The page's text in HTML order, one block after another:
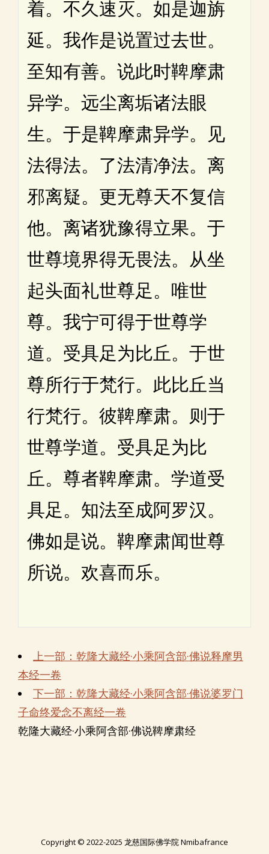
着。不久速灭。如是迦旃
延。我作是说置过去世。
至知有善。说此时鞞摩肃
异学。远尘离垢诸法眼
生。于是鞞摩肃异学。见
法得法。了法清净法。离
邪离疑。更无尊天不复信
他。离诸犹豫得立果。于
世尊境界得无畏法。从坐
起头面礼世尊足。唯世
尊。我宁可得于世尊学
道。受具足为比丘。于世
尊所行于梵行。此比丘当
行梵行。彼鞞摩肃。则于
世尊学道。受具足为比
丘。尊者鞞摩肃。学道受
具足。知法至成阿罗汉。
佛如是说。鞞摩肃闻世尊
所说。欢喜而乐。
上一部：乾隆大藏经·小乘阿含部·佛说释摩男
本经一卷
下一部：乾隆大藏经·小乘阿含部·佛说婆罗门
子命终爱念不离经一卷
乾隆大藏经·小乘阿含部·佛说鞞摩肃经
Copyright © 2022-2025 龙慈国际佛学院 Nmibafrance